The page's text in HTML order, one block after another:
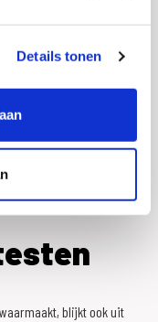
Details tonen
blijkt ook uit